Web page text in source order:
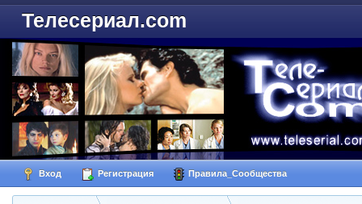
Телесериал.com
Вход Регистрация Правила_Сообщества